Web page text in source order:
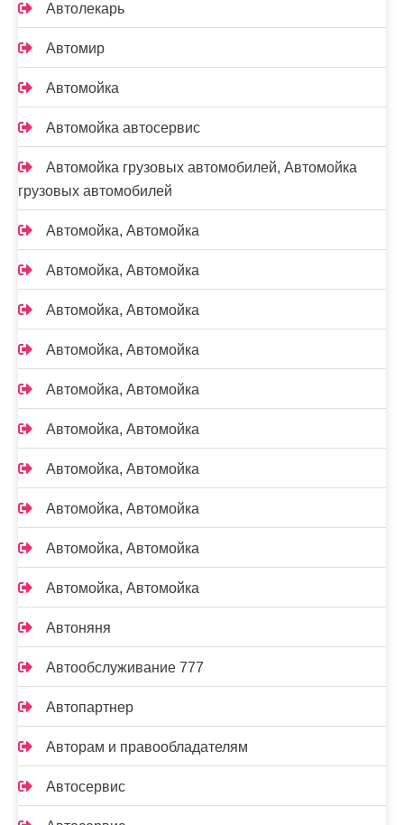
Автолекарь
Автомир
Автомойка
Автомойка автосервис
Автомойка грузовых автомобилей, Автомойка
грузовых автомобилей
Автомойка, Автомойка
Автомойка, Автомойка
Автомойка, Автомойка
Автомойка, Автомойка
Автомойка, Автомойка
Автомойка, Автомойка
Автомойка, Автомойка
Автомойка, Автомойка
Автомойка, Автомойка
Автомойка, Автомойка
Автоняня
Автообслуживание 777
Автопартнер
Авторам и правообладателям
Автосервис